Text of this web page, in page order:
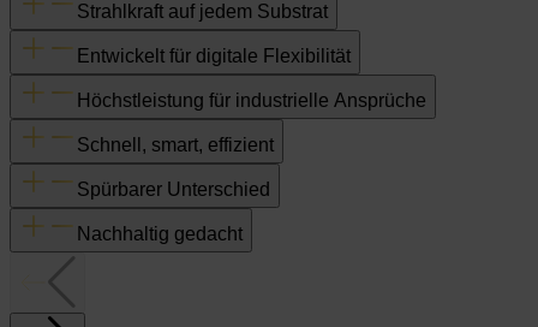
Strahlkraft auf jedem Substrat
Entwickelt für digitale Flexibilität
Höchstleistung für industrielle Ansprüche
Schnell, smart, effizient
Spürbarer Unterschied
Nachhaltig gedacht